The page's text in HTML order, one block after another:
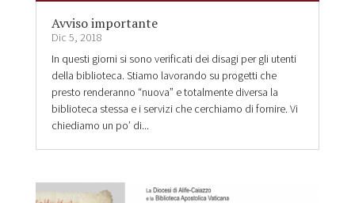
Avviso importante
Dic 5, 2018
In questi giorni si sono verificati dei disagi per gli utenti
della biblioteca. Stiamo lavorando su progetti che
presto renderanno “nuova” e totalmente diversa la
biblioteca stessa e i servizi che cerchiamo di fornire. Vi
chiediamo un po’ di...